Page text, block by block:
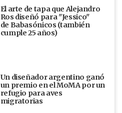
El arte de tapa que Alejandro
Ros diseñó para "Jessico"
de Babasónicos (también
cumple 25 años)
Un diseñador argentino ganó
un premio en el MoMA por un
refugio para aves
migratorias